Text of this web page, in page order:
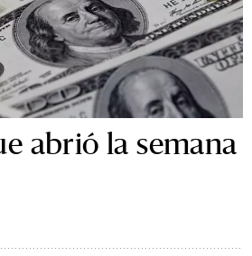
abrió la semana